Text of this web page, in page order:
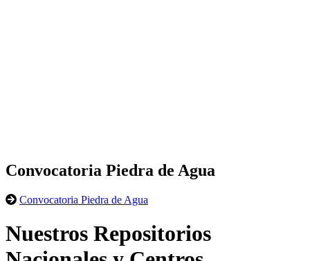
Convocatoria Piedra de Agua
Convocatoria Piedra de Agua
Nuestros Repositorios